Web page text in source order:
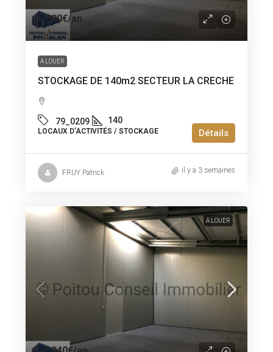
6 600€/an
A LOUER
STOCKAGE DE 140m2 SECTEUR LA CRECHE
79_0209 140
LOCAUX D’ACTIVITÉS / STOCKAGE Détails
FRUY Patrick il y a 3 semaines
A LOUER